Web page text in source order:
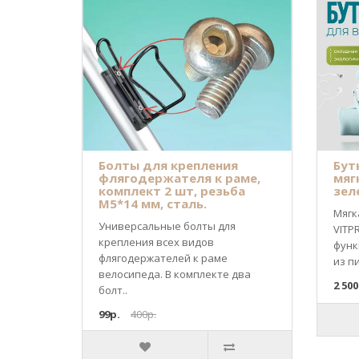
Болты для крепления
флягодержателя к раме,
комплект 2 шт, резьба
М5*14 мм, сталь.
Универсальные болты для
крепления всех видов
флягодержателей к раме
велосипеда. В комплекте два
болт..
99р.
400р.
из
2